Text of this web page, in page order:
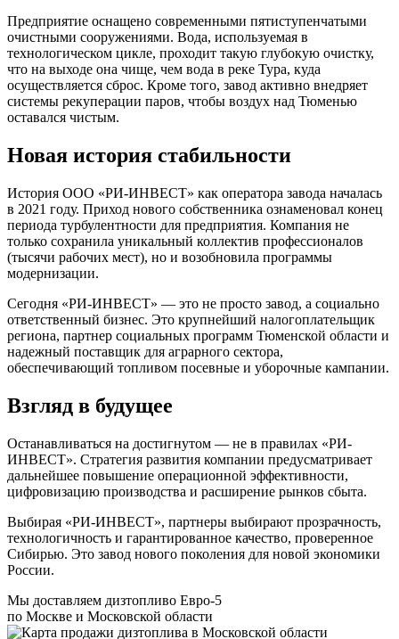
Предприятие оснащено современными пятиступенчатыми
очистными сооружениями. Вода, используемая в
технологическом цикле, проходит такую глубокую очистку,
что на выходе она чище, чем вода в реке Тура, куда
осуществляется сброс. Кроме того, завод активно внедряет
системы рекуперации паров, чтобы воздух над Тюменью
оставался чистым.
Новая история стабильности
История ООО «РИ-ИНВЕСТ» как оператора завода началась
в 2021 году. Приход нового собственника ознаменовал конец
периода турбулентности для предприятия. Компания не
только сохранила уникальный коллектив профессионалов
(тысячи рабочих мест), но и возобновила программы
модернизации.
Сегодня «РИ-ИНВЕСТ» — это не просто завод, а социально
ответственный бизнес. Это крупнейший налогоплательщик
региона, партнер социальных программ Тюменской области и
надежный поставщик для аграрного сектора,
обеспечивающий топливом посевные и уборочные кампании.
Взгляд в будущее
Останавливаться на достигнутом — не в правилах «РИ-
ИНВЕСТ». Стратегия развития компании предусматривает
дальнейшее повышение операционной эффективности,
цифровизацию производства и расширение рынков сбыта.
Выбирая «РИ-ИНВЕСТ», партнеры выбирают прозрачность,
технологичность и гарантированное качество, проверенное
Сибирью. Это завод нового поколения для новой экономики
России.
Мы доставляем дизтопливо Евро-5
по Москве и Московской области